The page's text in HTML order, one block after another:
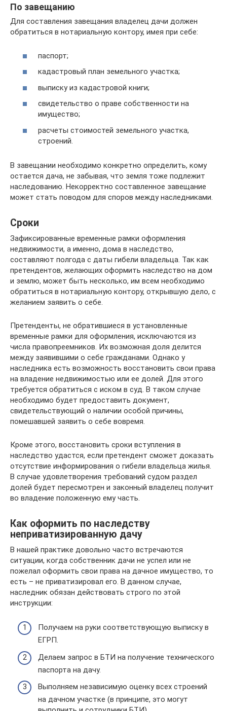
По завещанию
Для составления завещания владелец дачи должен
обратиться в нотариальную контору, имея при себе:
паспорт;
кадастровый план земельного участка;
выписку из кадастровой книги;
свидетельство о праве собственности на
имущество;
расчеты стоимостей земельного участка,
строений.
В завещании необходимо конкретно определить, кому
остается дача, не забывая, что земля тоже подлежит
наследованию. Некорректно составленное завещание
может стать поводом для споров между наследниками.
Сроки
Зафиксированные временные рамки оформления
недвижимости, а именно, дома в наследство,
составляют полгода с даты гибели владельца. Так как
претендентов, желающих оформить наследство на дом
и землю, может быть несколько, им всем необходимо
обратиться в нотариальную контору, открывшую дело, с
желанием заявить о себе.
Претенденты, не обратившиеся в установленные
временные рамки для оформления, исключаются из
числа правопреемников. Их возможная доля делится
между заявившими о себе гражданами. Однако у
наследника есть возможность восстановить свои права
на владение недвижимостью или ее долей. Для этого
требуется обратиться с иском в суд. В таком случае
необходимо будет предоставить документ,
свидетельствующий о наличии особой причины,
помешавшей заявить о себе вовремя.
Кроме этого, восстановить сроки вступления в
наследство удастся, если претендент сможет доказать
отсутствие информирования о гибели владельца жилья.
В случае удовлетворения требований судом раздел
долей будет пересмотрен и законный владелец получит
во владение положенную ему часть.
Как оформить по наследству
неприватизированную дачу
В нашей практике довольно часто встречаются
ситуации, когда собственник дачи не успел или не
пожелал оформить свои права на дачное имущество, то
есть – не приватизировал его. В данном случае,
наследник обязан действовать строго по этой
инструкции:
Получаем на руки соответствующую выписку в
ЕГРП.
Делаем запрос в БТИ на получение технического
паспорта на дачу.
Выполняем независимую оценку всех строений
на дачном участке (в принципе, это могут